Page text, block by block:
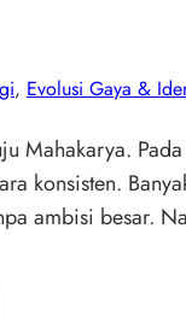
, Evolusi Gaya &
Mahakarya.
konsisten.
ambisi besar.